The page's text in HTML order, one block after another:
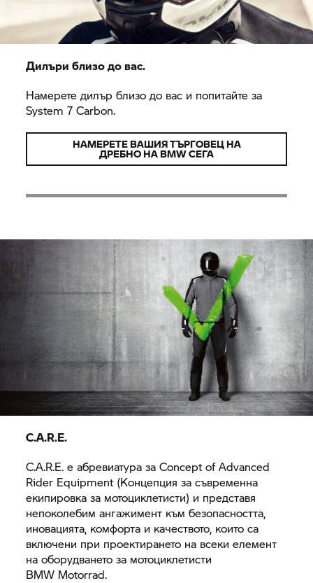
Дилъри близо до вас.
Намерете дилър близо до вас и попитайте за
System 7 Carbon.
НАМЕРЕТЕ ВАШИЯ ТЪРГОВЕЦ НА
ДРЕБНО НА BMW СЕГА
C.A.R.E.
C.A.R.E. е абревиатура за Concept of Advanced
Rider Equipment (Концепция за съвременна
екипировка за мотоциклетисти) и представя
непоколебим ангажимент към безопасността,
иновацията, комфорта и качеството, които са
включени при проектирането на всеки елемент
на оборудването за мотоциклетисти
BMW Motorrad.